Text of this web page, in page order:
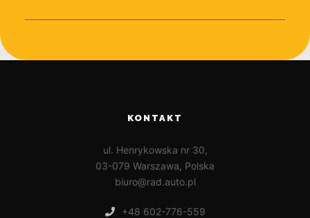
KONTAKT
ul. Henrykowska nr 30,
03-079 Warszawa, Polska
biuro@rad.auto.pl
+48 602-776-559